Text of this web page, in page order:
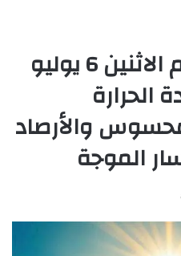
حالة الطقس اليوم الاثنين 6 يوليو
الحرارة
والأرصاد
الموجة